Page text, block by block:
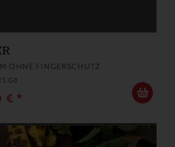
OHNE FINGERSCHUTZ
GB
€ *